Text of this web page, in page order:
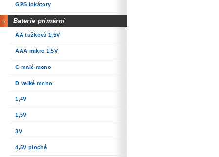
GPS lokátory
Baterie primární
AA tužková 1,5V
AAA mikro 1,5V
C malé mono
D velké mono
1,4V
1,5V
3V
4,5V ploché